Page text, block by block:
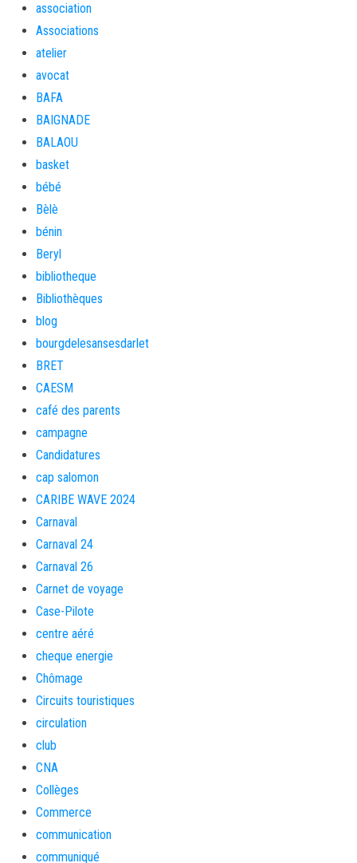
association
Associations
atelier
avocat
BAFA
BAIGNADE
BALAOU
basket
bébé
Bèlè
bénin
Beryl
bibliotheque
Bibliothèques
blog
bourgdelesansesdarlet
BRET
CAESM
café des parents
campagne
Candidatures
cap salomon
CARIBE WAVE 2024
Carnaval
Carnaval 24
Carnaval 26
Carnet de voyage
Case-Pilote
centre aéré
cheque energie
Chômage
Circuits touristiques
circulation
club
CNA
Collèges
Commerce
communication
communiqué